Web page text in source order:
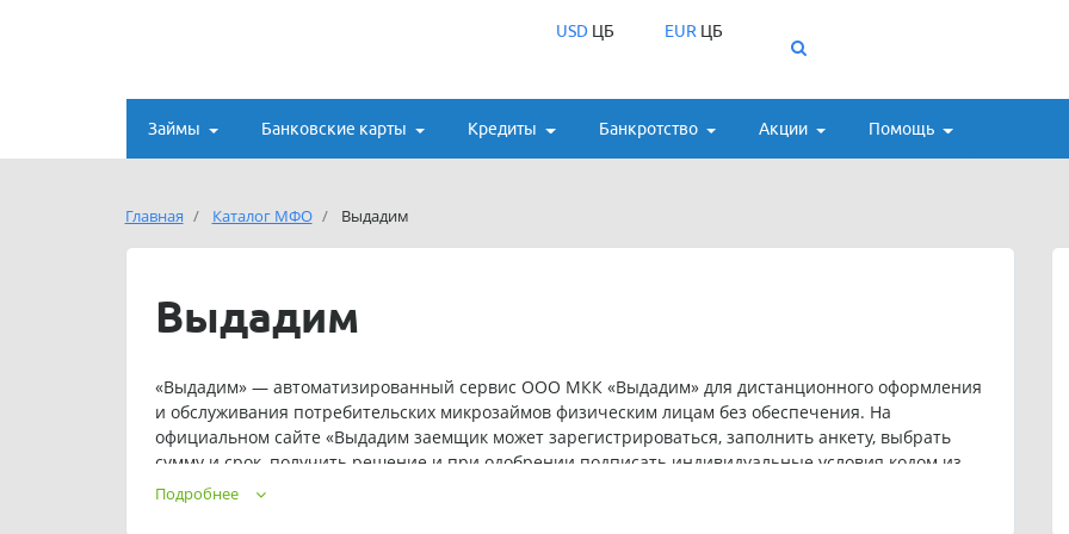
USDЦБ EUR ЦБ
Займы Банковские карты Кредиты Банкротство Акции Помощь
Главная Каталог МФО Выдадим
Выдадим
«Выдадим» — автоматизированный сервис ООО МКК «Выдадим» для дистанционного оформления
и обслуживания потребительских микрозаймов физическим лицам без обеспечения. На
официальном сайте «Выдадим заемщик может зарегистрироваться, заполнить анкету, выбрать
сумму и срок, получить решение и при одобрении подписать индивидуальные условия кодом из
СМС. Номер телефона «Выдадим: +7 (495) 139-22-60.
Подробнее